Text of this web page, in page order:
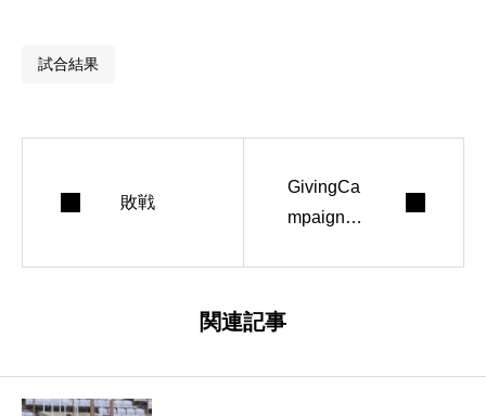
試合結果
敗戦
GivingCa
mpaign20
関連記事